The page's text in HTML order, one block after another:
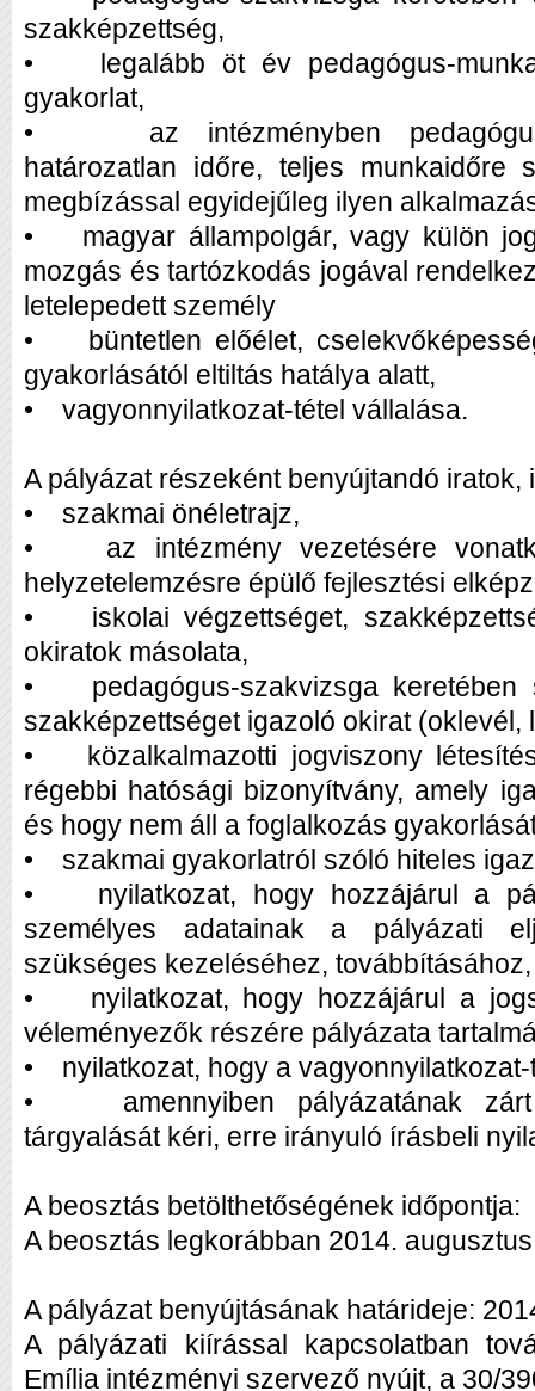
szakképzettség,
• legalább öt év pedagógus-
gyakorlat,
• az intézményben pedagógus-
határozatlan időre, teljes munkaidőre
megbízással egyidejűleg ilyen
• magyar állampolgár, vagy külön
mozgás és tartózkodás jogával
letelepedett személy
• büntetlen előélet,
gyakorlásától eltiltás hatálya alatt,
• vagyonnyilatkozat-tétel vállalása.
A pályázat részeként benyújtandó
• szakmai önéletrajz,
• az intézmény vezetésére
helyzetelemzésre épülő fejlesztési
• iskolai végzettséget,
okiratok másolata,
• pedagógus-szakvizsga keretében
szakképzettséget igazoló okirat
• közalkalmazotti jogviszony
régebbi hatósági bizonyítvány, amely
és hogy nem áll a foglalkozás
• szakmai gyakorlatról szóló hiteles
• nyilatkozat, hogy hozzájárul a
személyes adatainak a pályázati
szükséges kezeléséhez,
• nyilatkozat, hogy hozzájárul a
véleményezők részére pályázata
• nyilatkozat, hogy a
• amennyiben pályázatának zárt
tárgyalását kéri, erre irányuló írásbeli
A beosztás betölthetőségének időpontja:
A beosztás legkorábban 2014.
A pályázat benyújtásának határideje:
A pályázati kiírással kapcsolatban
Emília intézményi szervező nyújt, a 30/